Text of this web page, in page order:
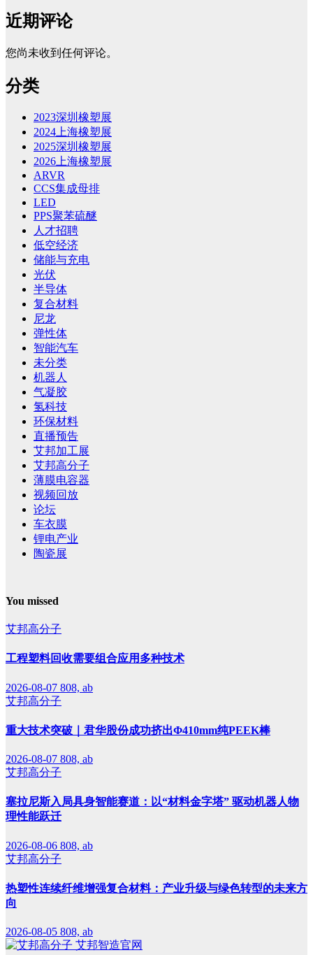
近期评论
您尚未收到任何评论。
分类
2023深圳橡塑展
2024上海橡塑展
2025深圳橡塑展
2026上海橡塑展
ARVR
CCS集成母排
LED
PPS聚苯硫醚
人才招聘
低空经济
储能与充电
光伏
半导体
复合材料
尼龙
弹性体
智能汽车
未分类
机器人
气凝胶
氢科技
环保材料
直播预告
艾邦加工展
艾邦高分子
薄膜电容器
视频回放
论坛
车衣膜
锂电产业
陶瓷展
You missed
艾邦高分子
工程塑料回收需要组合应用多种技术
2026-08-07 808, ab
艾邦高分子
重大技术突破｜君华股份成功挤出Φ410mm纯PEEK棒
2026-08-07 808, ab
艾邦高分子
塞拉尼斯入局具身智能赛道：以“材料金字塔” 驱动机器人物
理性能跃迁
2026-08-06 808, ab
艾邦高分子
热塑性连续纤维增强复合材料：产业升级与绿色转型的未来方
向
2026-08-05 808, ab